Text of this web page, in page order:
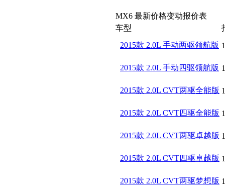
MX6 最新价格变动报价表
车型
2015款 2.0L 手动两驱领航版
2015款 2.0L 手动四驱领航版
2015款 2.0L CVT两驱全能版
2015款 2.0L CVT四驱全能版
2015款 2.0L CVT两驱卓越版
2015款 2.0L CVT四驱卓越版
2015款 2.0L CVT两驱梦想版